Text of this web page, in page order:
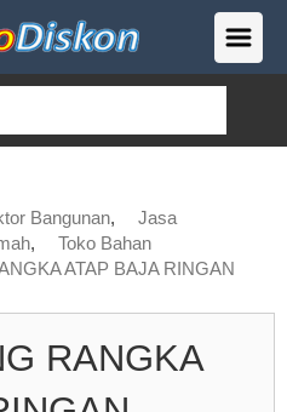
Bangunan,
Jasa
,
Toko Bahan
ATAP BAJA RINGAN
RANGKA